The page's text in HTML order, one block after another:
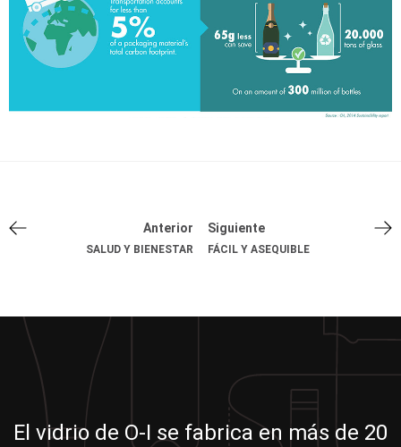
Anterior
SALUD Y BIENESTAR
Siguiente
FÁCIL Y ASEQUIBLE
El vidrio de O-I se fabrica en más de 20